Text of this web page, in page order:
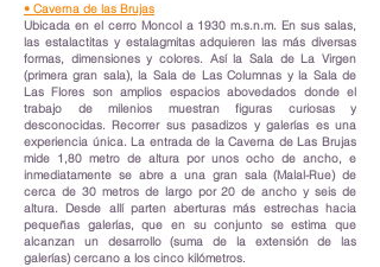
• Caverna de las Brujas
Ubicada en el cerro Moncol a 1930 m.s.n.m. En sus salas,
las estalactitas y estalagmitas adquieren las más diversas
formas, dimensiones y colores. Así la Sala de La Virgen
(primera gran sala), la Sala de Las Columnas y la Sala de
Las Flores son amplios espacios abovedados donde el
trabajo de milenios muestran figuras curiosas y
desconocidas. Recorrer sus pasadizos y galerías es una
experiencia única. La entrada de la Caverna de Las Brujas
mide 1,80 metro de altura por unos ocho de ancho, e
inmediatamente se abre a una gran sala (Malal-Rue) de
cerca de 30 metros de largo por 20 de ancho y seis de
altura. Desde allí parten aberturas más estrechas hacia
pequeñas galerías, que en su conjunto se estima que
alcanzan un desarrollo (suma de la extensión de las
galerías) cercano a los cinco kilómetros.